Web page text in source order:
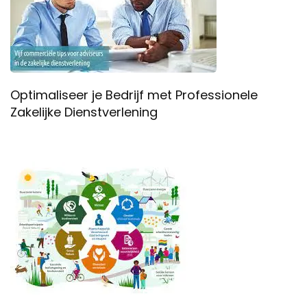
Optimaliseer je Bedrijf met Professionele
Zakelijke Dienstverlening